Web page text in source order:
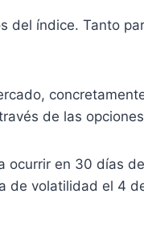
del índice. Tanto
de las
ocurrir en 30 días
de volatilidad el 4